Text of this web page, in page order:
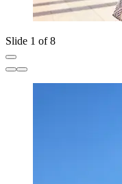
Slide 1 of 8